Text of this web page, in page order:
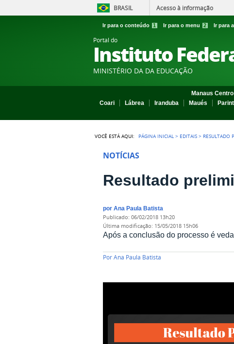
BRASIL Acesso à informação
Ir para o conteúdo 1 Ir para o menu 2 Ir para
Portal do
Instituto
MINISTÉRIO DA DA EDUCAÇÃO
Manaus Centro
Coari
Lábrea Iranduba Maués
VOCÊ ESTÁ AQUI: PÁGINA INICIAL > EDITAIS > RESULTADO
NOTÍCIAS
Resultado
por Ana Paula Batista
publicado: 06/02/2018 13h20
última modificação: 15/05/2018 15h06
Após a conclusão do processo é
Por Ana Paula Batista